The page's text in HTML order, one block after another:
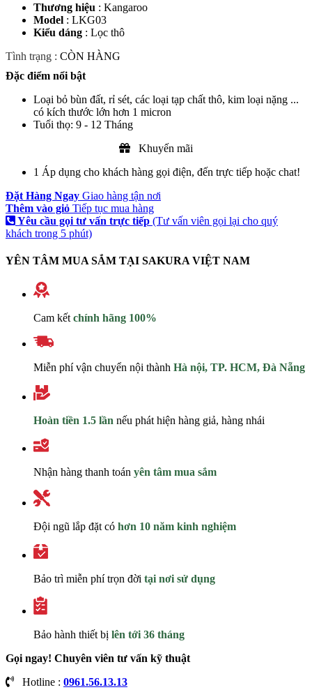
Thương hiệu : Kangaroo
Model : LKG03
Kiểu dáng : Lọc thô
Tình trạng : CÒN HÀNG
Đặc điểm nổi bật
Loại bỏ bùn đất, rỉ sét, các loại tạp chất thô, kim loại nặng ...
có kích thước lớn hơn 1 micron
Tuổi thọ: 9 - 12 Tháng
Khuyến mãi
1 Áp dụng cho khách hàng gọi điện, đến trực tiếp hoặc chat!
Đặt Hàng Ngay Giao hàng tận nơi
Thêm vào giỏ Tiếp tục mua hàng
Yêu cầu gọi tư vấn trực tiếp (Tư vấn viên gọi lại cho quý
khách trong 5 phút)
YÊN TÂM MUA SẮM TẠI SAKURA VIỆT NAM
Cam kết chính hãng 100%
Miễn phí vận chuyển nội thành Hà nội, TP. HCM, Đà Nẵng
Hoàn tiền 1.5 lần nếu phát hiện hàng giả, hàng nhái
Nhận hàng thanh toán yên tâm mua sắm
Đội ngũ lắp đặt có hơn 10 năm kinh nghiệm
Bảo trì miễn phí trọn đời tại nơi sử dụng
Bảo hành thiết bị lên tới 36 tháng
Gọi ngay! Chuyên viên tư vấn kỹ thuật
Hotline : 0961.56.13.13